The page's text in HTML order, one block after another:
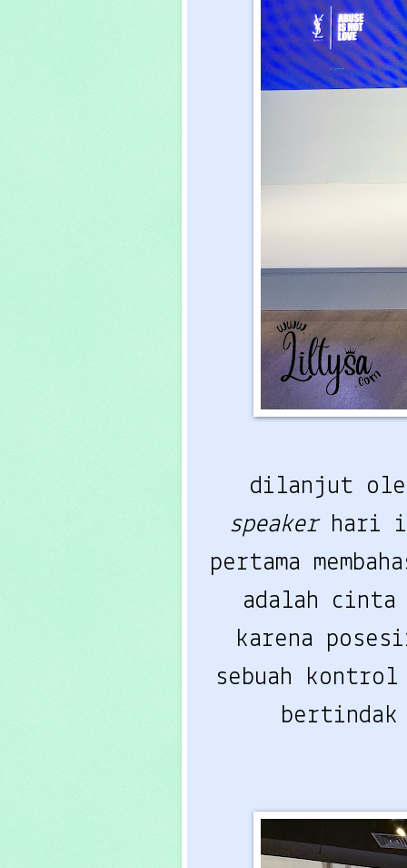
dilanjut
speaker hari
pertama
adalah cinta
karena
sebuah kontrol
bertindak